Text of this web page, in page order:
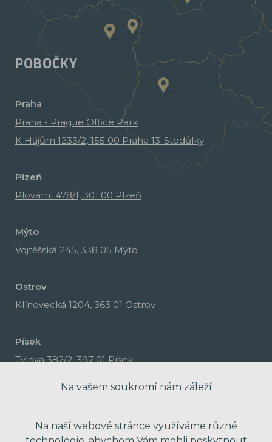
POBOČKY
Praha
Praha - Prague Office Park
K Hájům 1233/2, 155 00 Praha 13-Stodůlky
Plzeň
Plovární 478/1, 301 00 Plzeň
Mýto
Vojtěšská 245, 338 05 Mýto
Ostrov
Klínovecká 1204, 363 01 Ostrov
Písek
Tylova 382/2, 397 01 Písek
Na vašem soukromí nám záleží
Na naší webové stránce využíváme různé